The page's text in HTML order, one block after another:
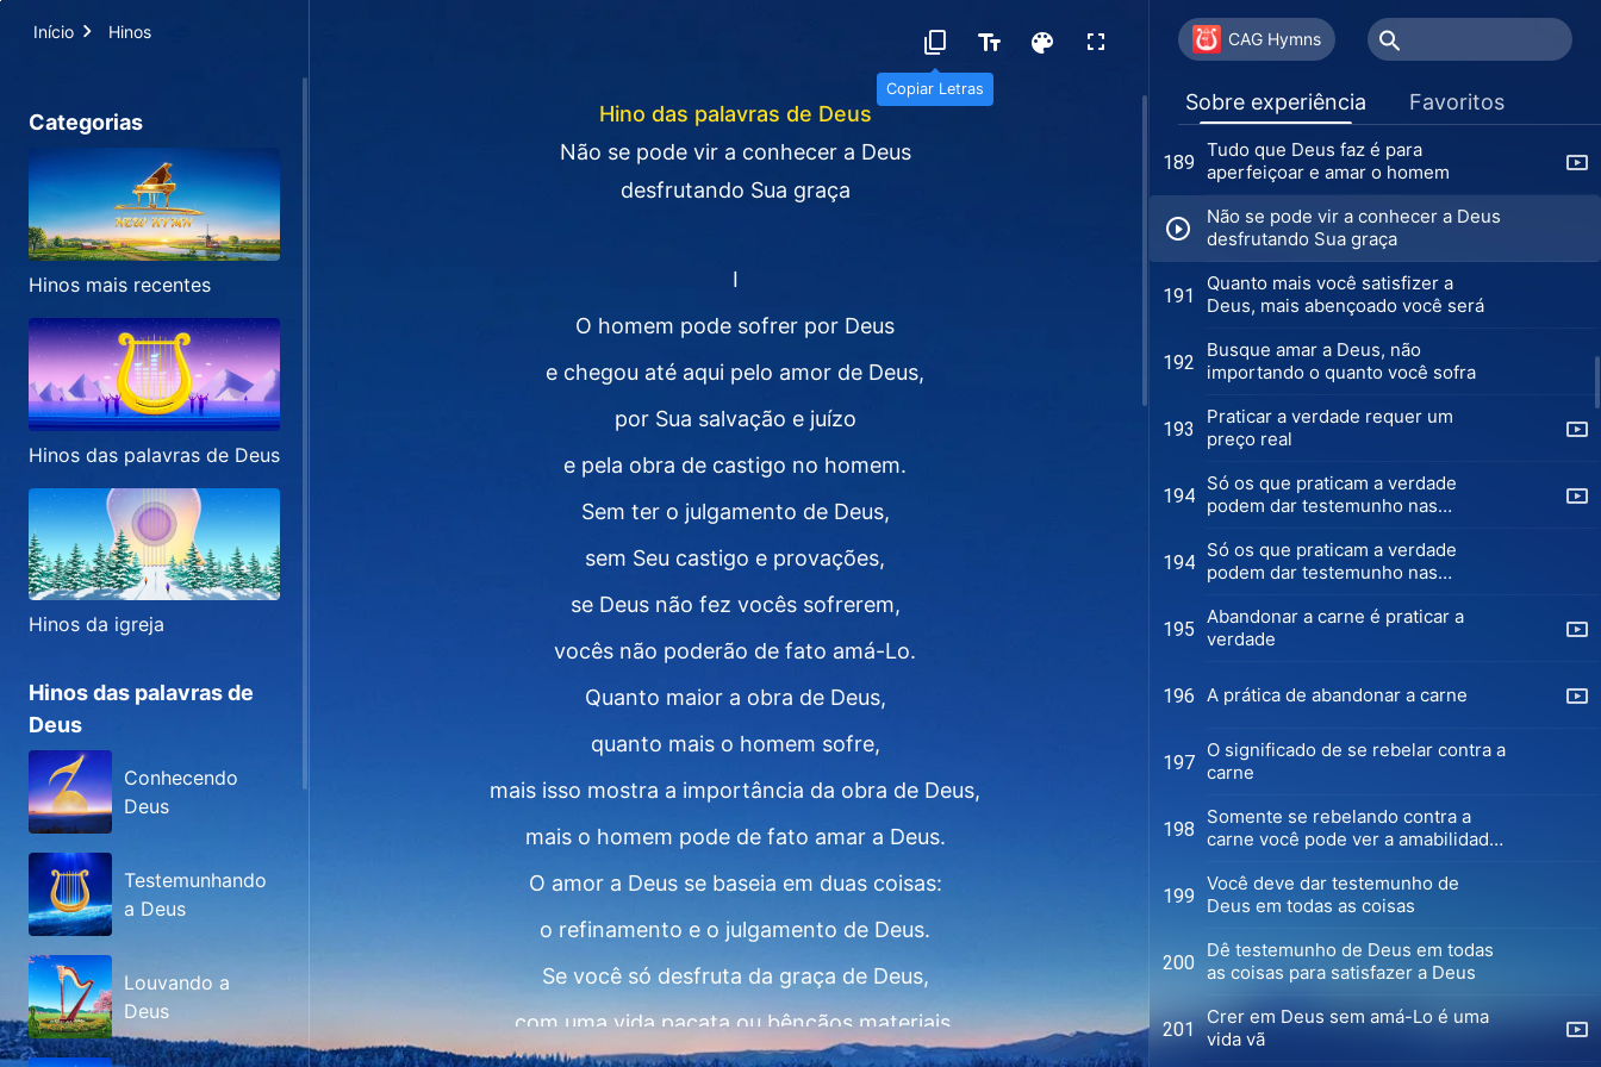
Início Hinos
Copiar Letras
Categorias
Hinos mais recentes
Hinos das palavras de Deus
Hinos da igreja
Hinos das palavras de
Deus
Conhecendo
Deus
Testemunhando
a Deus
Louvando a
Deus
Hino das palavras de Deus
Não se pode vir a conhecer a Deus
desfrutando Sua graça
Ⅰ
O homem pode sofrer por Deus
e chegou até aqui pelo amor de Deus,
por Sua salvação e juízo
e pela obra de castigo no homem.
Sem ter o julgamento de Deus,
sem Seu castigo e provações,
se Deus não fez vocês sofrerem,
vocês não poderão de fato amá-Lo.
Quanto maior a obra de Deus,
quanto mais o homem sofre,
mais isso mostra a importância da obra de Deus,
mais o homem pode de fato amar a Deus.
O amor a Deus se baseia em duas coisas:
o refinamento e o julgamento de Deus.
Se você só desfruta da graça de Deus,
com uma vida pacata ou bênçãos materiais,
CAG Hymns
Sobre experiência Favoritos
187
Só através de provações dolorosas
podemos conhecer a amabilidade
de Deus
188 provações você pode amar
verdadeiramente a Deus
189
Tudo que Deus faz é para
aperfeiçoar e amar o homem
Não se pode vir a conhecer a Deus
desfrutando Sua graça
191
Quanto mais você satisfizer a
Deus, mais abençoado você será
192
Busque amar a Deus, não
importando o quanto você sofra
193
Praticar a verdade requer um
preço real
194
Só os que praticam a verdade
podem dar testemunho nas
194
Só os que praticam a verdade
podem dar testemunho nas
195
Abandonar a carne é praticar a
verdade
196 A prática de abandonar a carne
197
O significado de se rebelar contra a
carne
198
Somente se rebelando contra a
carne você pode ver a amabilidade
199
Você deve dar testemunho de
Deus em todas as coisas
200
Dê testemunho de Deus em todas
as coisas para satisfazer a Deus
201
Crer em Deus sem amá-Lo é uma
vida vã